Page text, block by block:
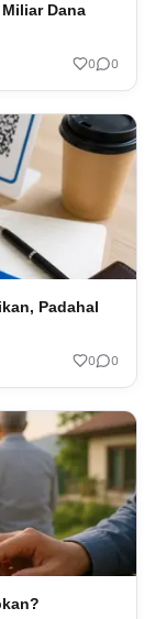
Dana
0 0
Padahal
0 0